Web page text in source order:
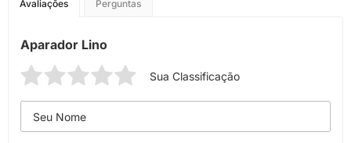
Avaliações Perguntas
Aparador Lino
Sua Classificação